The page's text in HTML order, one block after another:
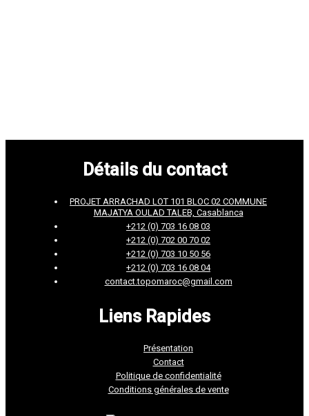
Détails du contact
PROJET ARRACHAD LOT 101 BLOC 02 COMMUNE
MAJATYA OULAD TALEB, Casablanca
+212 (0) 703 16 08 03
+212 (0) 702 00 70 02
+212 (0) 703 10 50 56
+212 (0) 703 16 08 04
contact.topomaroc@gmail.com
Liens Rapides
Présentation
Contact
Politique de confidentialité
Conditions générales de vente